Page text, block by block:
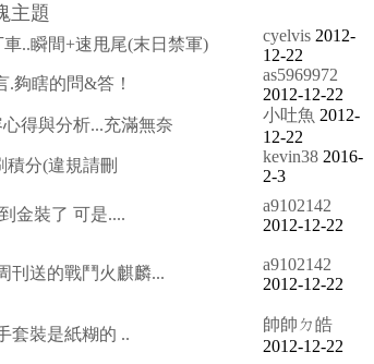
主題
..瞬間+速甩尾(末日禁軍) cyelvis 2012-
12-22
.夠瞎的問&答！
as5969972
2012-12-22
得與分析...充滿無奈
小吐魚 2012-
12-22
積分(違規請刪 kevin38 2016-
2-3
金裝了 可是....
a9102142
2012-12-22
刊送的戰鬥火麒麟...
a9102142
2012-12-22
套裝是紙糊的 ..
帥帥ㄉ皓
2012-12-22